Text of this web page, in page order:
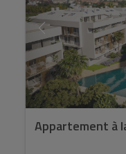
Appartement à